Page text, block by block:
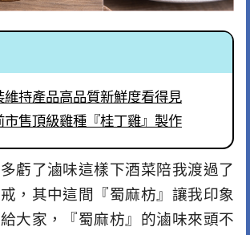
維持產品高品質新鮮度看得見
市售頂級雞種『桂丁雞』製作
虧了滷味這樣下酒菜陪我渡過了
，其中這間『蜀麻枋』讓我印象
大家，『蜀麻枋』的滷味來頭不